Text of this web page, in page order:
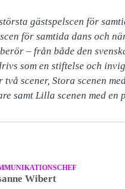
gästspelscen för
för samtida dans och
– från både den
som en stiftelse och
scener, Stora scenen
samt Lilla scenen med en
Wibert